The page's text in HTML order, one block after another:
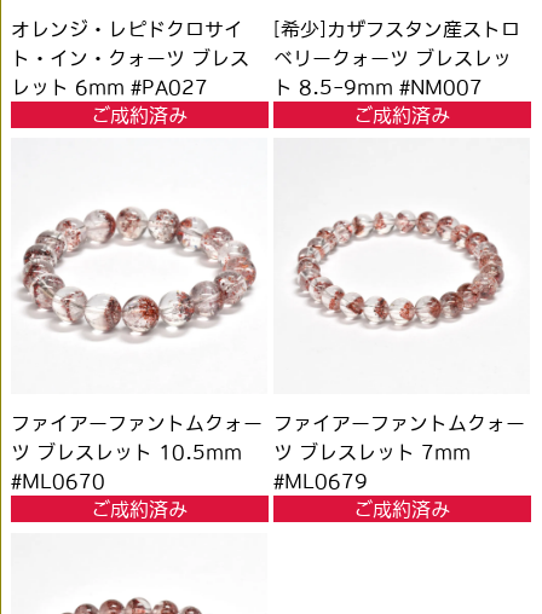
オレンジ・レピドクロサイ
ト・イン・クォーツ ブレス
レット 6mm #PA027
ご成約済み
[希少]カザフスタン産ストロ
ベリークォーツ ブレスレッ
ト 8.5-9mm #NM007
ご成約済み
ファイアーファントムクォー
ツ ブレスレット 10.5mm
#ML0670
ご成約済み
ファイアーファントムクォー
ツ ブレスレット 7mm
#ML0679
ご成約済み